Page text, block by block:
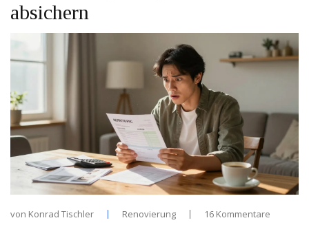
absichern
von Konrad Tischler Renovierung 16 Kommentare